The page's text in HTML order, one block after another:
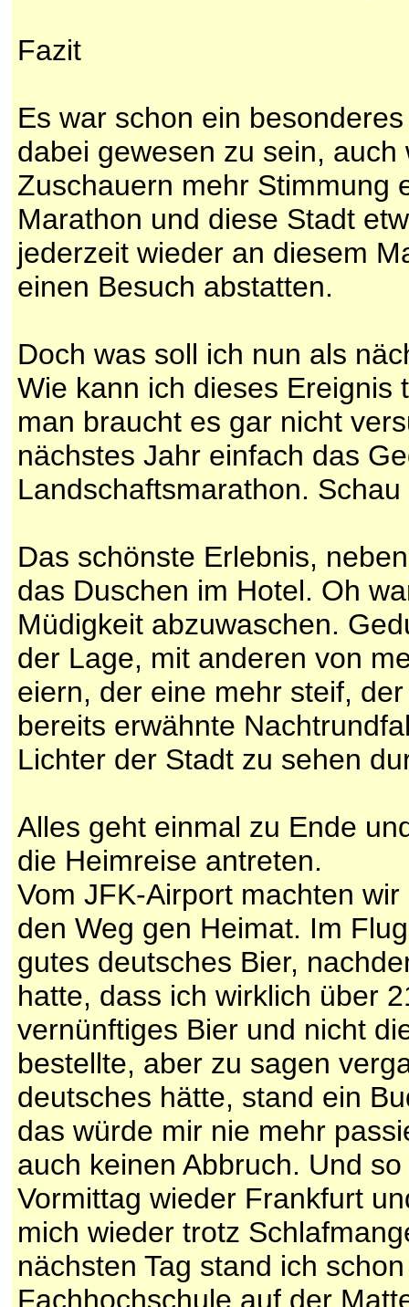
Fazit
Es war schon ein
dabei gewesen zu sein,
Zuschauern mehr Stimmung
Marathon und diese Stadt
jederzeit wieder an diesem
einen Besuch abstatten.
Doch was soll ich nun als
Wie kann ich dieses Ereignis
man braucht es gar nicht
nächstes Jahr einfach das
Landschaftsmarathon.
Das schönste Erlebnis,
das Duschen im Hotel. Oh
Müdigkeit abzuwaschen.
der Lage, mit anderen von
eiern, der eine mehr steif,
bereits erwähnte
Lichter der Stadt zu sehen
Alles geht einmal zu Ende
die Heimreise antreten.
Vom JFK-Airport machten
den Weg gen Heimat. Im
gutes deutsches Bier,
hatte, dass ich wirklich über
vernünftiges Bier und nicht
bestellte, aber zu sagen
deutsches hätte, stand ein
das würde mir nie mehr
auch keinen Abbruch. Und
Vormittag wieder Frankfurt
mich wieder trotz
nächsten Tag stand ich
Fachhochschule auf der